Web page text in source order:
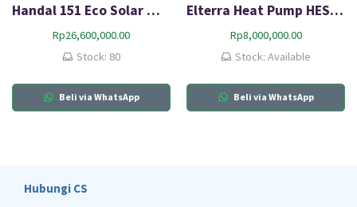
Handal 151 Eco Solar Water Heater
Rp26,600,000.00
Stock: 80
Beli via WhatsApp
Elterra Heat Pump HESPP-25 (phase 3)
Rp8,000,000.00
Stock: Available
Beli via WhatsApp
Hubungi CS